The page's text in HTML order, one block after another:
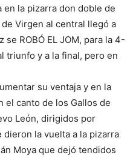
en la pizarra don doble de
Virgen al central llegó a
ROBÓ EL JOM, para la 4-
triunfo y a la final, pero en
su ventaja y en la
el canto de los Gallos de
León, dirigidos por
la vuelta a la pizarra
Moya que dejó tendidos